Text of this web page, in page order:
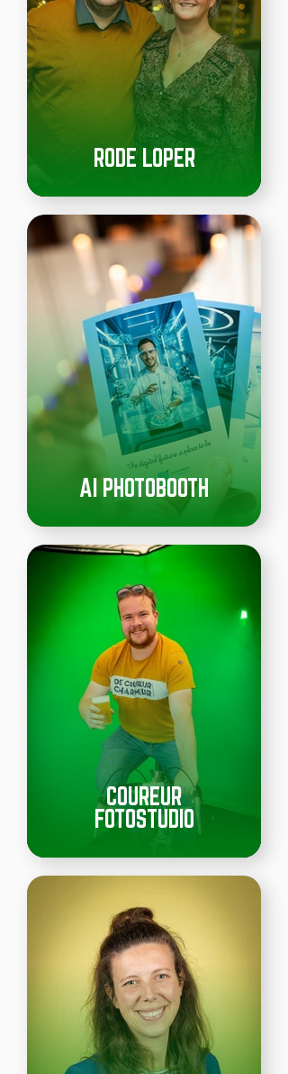
RODE LOPER
AI PHOTOBOOTH
COUREUR
FOTOSTUDIO